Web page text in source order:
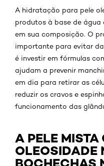
A hidratação para pele
produtos à base de água
em sua composição. O
importante para evitar
é investir em fórmulas
ajudam a prevenir
em dia para retirar as
reduzir os cravos e
funcionamento das
A PELE
OLEOSIDADE